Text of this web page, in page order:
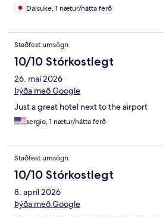
Daisuke, 1 nætur/nátta ferð
Staðfest umsögn
10/10 Stórkostlegt
26. maí 2026
Þýða með Google
Just a great hotel next to the airport
sergio, 1 nætur/nátta ferð
Staðfest umsögn
10/10 Stórkostlegt
8. apríl 2026
Þýða með Google